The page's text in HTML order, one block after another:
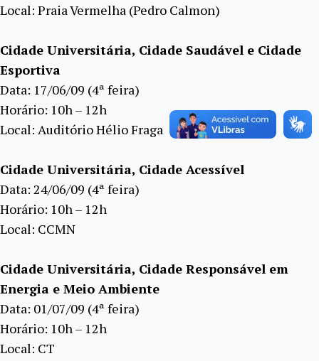
Local: Praia Vermelha (Pedro Calmon)
Cidade Universitária, Cidade Saudável e Cidade
Esportiva
Data: 17/06/09 (4ª feira)
Horário: 10h – 12h
Local: Auditório Hélio Fraga
Cidade Universitária, Cidade Acessível
Data: 24/06/09 (4ª feira)
Horário: 10h – 12h
Local: CCMN
Cidade Universitária, Cidade Responsável em
Energia e Meio Ambiente
Data: 01/07/09 (4ª feira)
Horário: 10h – 12h
Local: CT